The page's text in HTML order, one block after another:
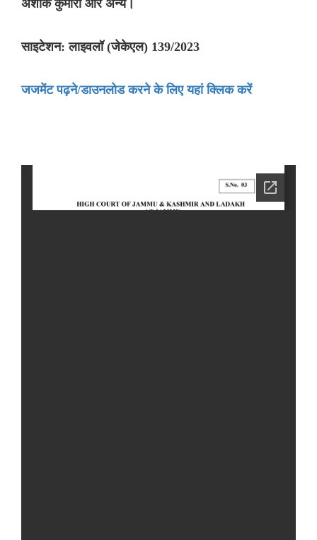
अशोक कुमारी और अन्य।
साइटेशन: लाइवलॉ (जेकेएल) 139/2023
जजमेंट पढ़ने/डाउनलोड करने के लिए यहां क्लिक करें